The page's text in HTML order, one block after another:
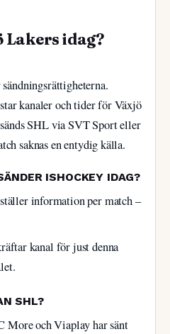
Lakers idag?
kanaler och tider för Växjö
SHL via SVT Sport eller
saknas en entydig källa.
ISHOCKEY IDAG?
information per match –
kanal för just denna
SHL?
More och Viaplay har sänt